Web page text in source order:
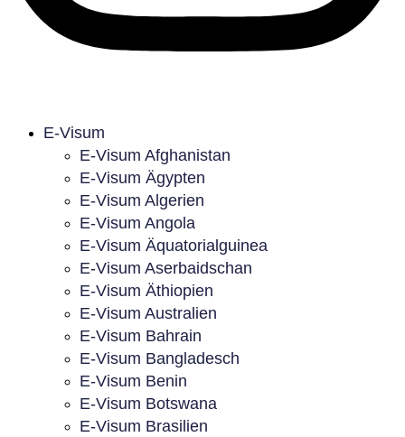
E-Visum
E-Visum Afghanistan
E-Visum Ägypten
E-Visum Algerien
E-Visum Angola
E-Visum Äquatorialguinea
E-Visum Aserbaidschan
E-Visum Äthiopien
E-Visum Australien
E-Visum Bahrain
E-Visum Bangladesch
E-Visum Benin
E-Visum Botswana
E-Visum Brasilien